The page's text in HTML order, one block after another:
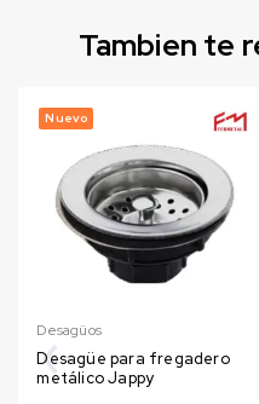
Tambien te
Nuevo
Desagüos
Desagüe para fregadero
metálico Jappy